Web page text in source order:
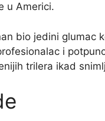
u Americi.
bio jedini glumac
i
trilera ikad